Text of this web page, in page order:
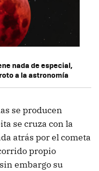
nada de especial,
a la astronomía
se producen
se cruza con la
atrás por el cometa
propio
embargo su